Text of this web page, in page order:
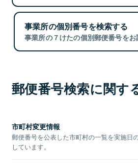
事業所の個別番号を検索する
事業所の７けたの個別郵便番号をお
郵便番号検索に関す
市町村変更情報
郵便番号を公表した市町村の一覧を実施日
しています。